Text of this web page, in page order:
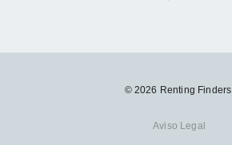
© 2026 Renting Finders.
Aviso Legal